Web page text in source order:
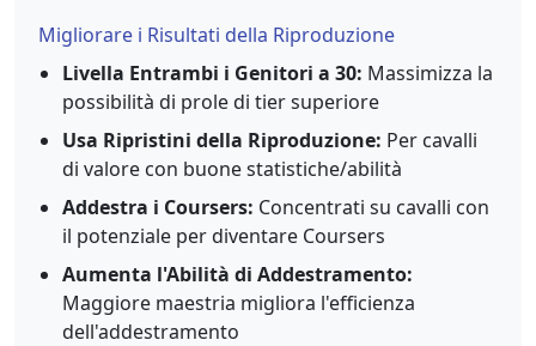
Migliorare i Risultati della Riproduzione
Livella Entrambi i Genitori a 30: Massimizza la
possibilità di prole di tier superiore
Usa Ripristini della Riproduzione: Per cavalli
di valore con buone statistiche/abilità
Addestra i Coursers: Concentrati su cavalli con
il potenziale per diventare Coursers
Aumenta l'Abilità di Addestramento:
Maggiore maestria migliora l'efficienza
dell'addestramento